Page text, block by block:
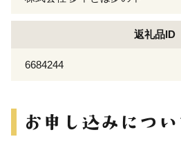
返礼品ID
6684244